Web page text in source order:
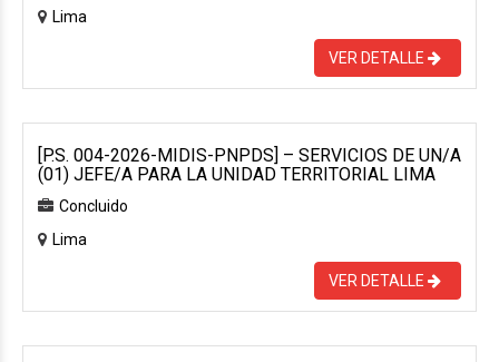
Lima
VER DETALLE
[P.S. 004-2026-MIDIS-PNPDS] – SERVICIOS DE UN/A
(01) JEFE/A PARA LA UNIDAD TERRITORIAL LIMA
Concluido
Lima
VER DETALLE